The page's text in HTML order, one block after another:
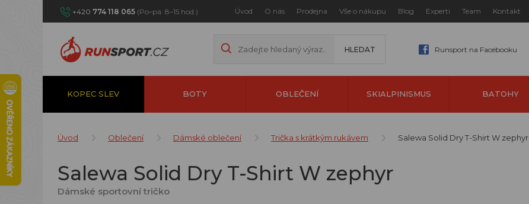
+420 774 118 065 (Po–pá: 8–15 hod.) Úvod O nás Prodejna Vše o nákupu Blog Experti Team Kontakt
Runsport na Facebooku
KOPEC SLEV BOTY OBLEČENÍ SKIALPINISMUS BATOHY
Úvod Oblečení Dámské oblečení Trička s krátkým rukávem Salewa Solid Dry T-Shirt W zephyr
Salewa Solid Dry T-Shirt W zephyr
Dámské sportovní tričko